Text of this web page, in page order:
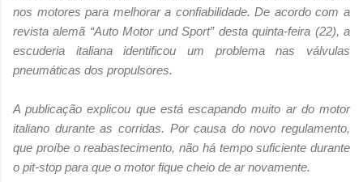
nos motores para melhorar a confiabilidade. De acordo com a
revista alemã “Auto Motor und Sport” desta quinta-feira (22), a
escuderia italiana identificou um problema nas válvulas
pneumáticas dos propulsores.
A publicação explicou que está escapando muito ar do motor
italiano durante as corridas. Por causa do novo regulamento,
que proíbe o reabastecimento, não há tempo suficiente durante
o pit-stop para que o motor fique cheio de ar novamente.